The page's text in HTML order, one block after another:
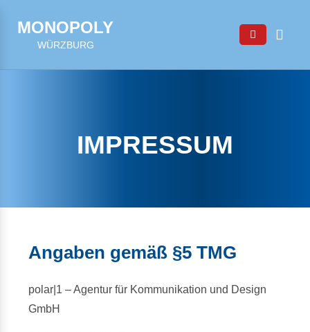
MONOPOLY
WÜRZBURG
IMPRESSUM
Angaben gemäß §5 TMG
polar|1 – Agentur für Kommunikation und Design
GmbH